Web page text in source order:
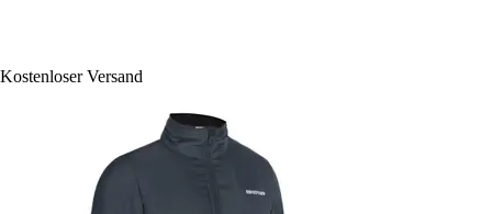
Kostenloser Versand